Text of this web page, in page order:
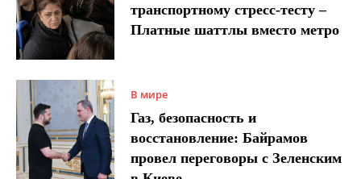
транспортному стресс-тесту –
Платные шаттлы вместо метро
В мире
Газ, безопасность и
восстановление: Байрамов
провел переговоры с Зеленским